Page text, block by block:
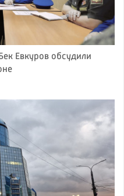
Евкуров обсудили